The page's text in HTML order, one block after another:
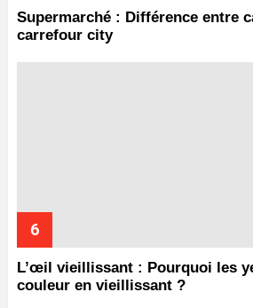
Supermarché : Différence entre
carrefour city
L’œil vieillissant : Pourquoi les
couleur en vieillissant ?